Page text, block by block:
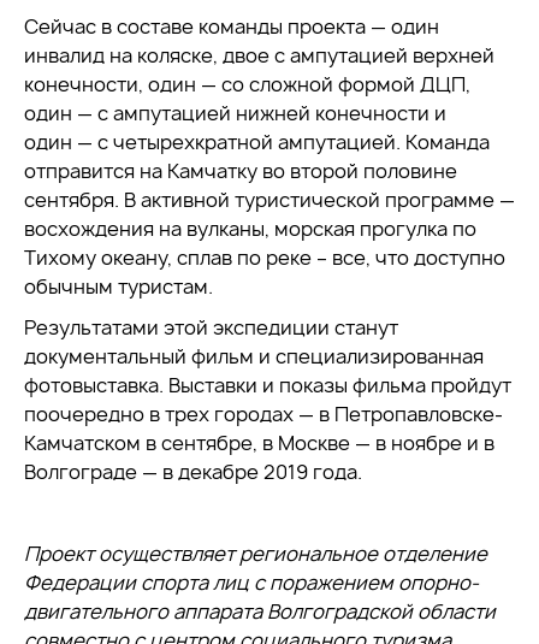
Сейчас в составе команды проекта — один
инвалид на коляске, двое с ампутацией верхней
конечности, один — со сложной формой ДЦП,
один — с ампутацией нижней конечности и
один — с четырехкратной ампутацией. Команда
отправится на Камчатку во второй половине
сентября. В активной туристической программе —
восхождения на вулканы, морская прогулка по
Тихому океану, сплав по реке – все, что доступно
обычным туристам.
Результатами этой экспедиции станут
документальный фильм и специализированная
фотовыставка. Выставки и показы фильма пройдут
поочередно в трех городах — в Петропавловске-
Камчатском в сентябре, в Москве — в ноябре и в
Волгограде — в декабре 2019 года.
Проект осуществляет региональное отделение
Федерации спорта лиц с поражением опорно-
двигательного аппарата Волгоградской области